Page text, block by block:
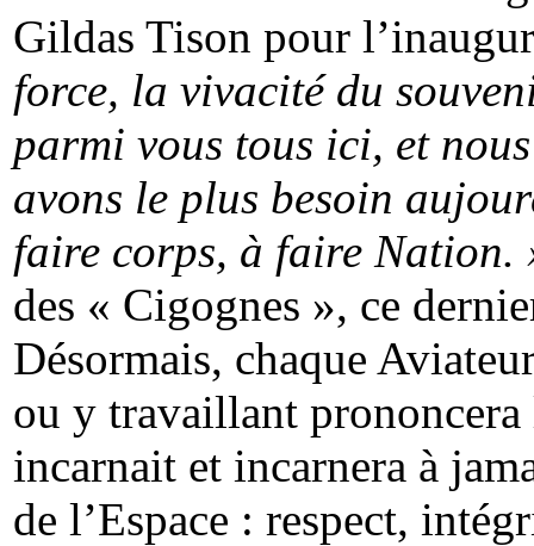
Gildas Tison pour
force, la vivacité du
parmi vous tous ici, et
avons le plus besoin
faire corps, à faire Nation.
des « Cigognes », ce
Désormais, chaque
ou y travaillant
incarnait et incarnera à
de l’Espace : respect,